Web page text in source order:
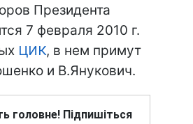
Президента
7 февраля 2010 г.
ЦИК, в нем примут
и В.Янукович.
головне! Підпишіться